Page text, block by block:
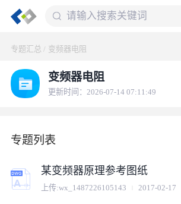
专题汇总 / 变频器电阻
变频器电阻
更新时间：2026-07-14 07:11:49
专题列表
某变频器原理参考图纸
上传:wx_1487226105143 2017-02-17